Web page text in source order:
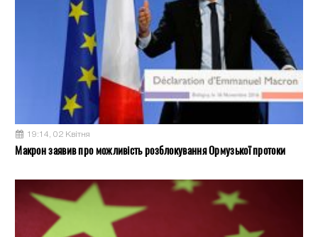
19:14, 02 Квітня
Макрон заявив про можливість розблокування Ормузької протоки